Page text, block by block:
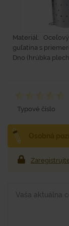
Materiál:
guľatina s
Dno (hrúbka
Typové číslo
Vaša aktuálna